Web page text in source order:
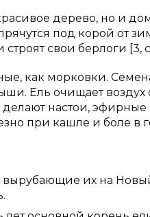
дерево, но и
под корой от
свои берлоги [3,
как морковки.
Ель очищает
настои,
при кашле и боле в
их на